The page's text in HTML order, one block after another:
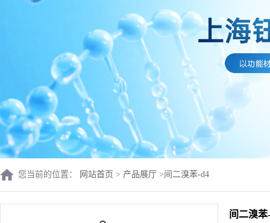
您当前的位置： 网站首页 > 产品展厅 >间二溴苯-d4
间二溴苯